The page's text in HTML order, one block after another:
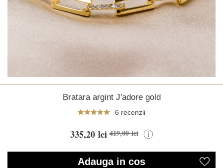
Bratara argint J'adore gold
6 recenzii
335,20 lei 419,00 lei
Adauga in cos